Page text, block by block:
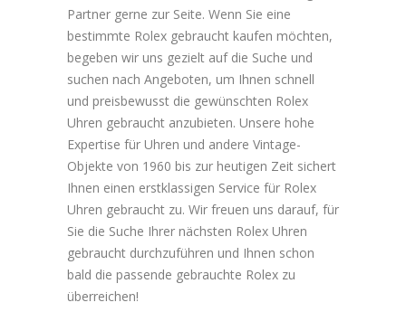
Partner gerne zur Seite. Wenn Sie eine
bestimmte Rolex gebraucht kaufen möchten,
begeben wir uns gezielt auf die Suche und
suchen nach Angeboten, um Ihnen schnell
und preisbewusst die gewünschten Rolex
Uhren gebraucht anzubieten. Unsere hohe
Expertise für Uhren und andere Vintage-
Objekte von 1960 bis zur heutigen Zeit sichert
Ihnen einen erstklassigen Service für Rolex
Uhren gebraucht zu. Wir freuen uns darauf, für
Sie die Suche Ihrer nächsten Rolex Uhren
gebraucht durchzuführen und Ihnen schon
bald die passende gebrauchte Rolex zu
überreichen!